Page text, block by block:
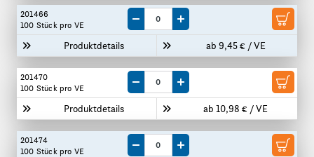
201466
100 Stückpro VE
Produktdetails ab 9,45 € / VE
Menge um eine VE reduzieren
Menge um eine VE erhöhen
201470
100 Stückpro VE
Produktdetails ab 10,98 € / VE
Menge um eine VE reduzieren
Menge um eine VE erhöhen
201474
100 Stückpro VE Menge um eine VE reduzieren
Menge um eine VE erhöhen